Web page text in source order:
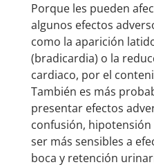
Porque les pueden
algunos efectos
como la aparición
(bradicardia) o la
cardiaco, por el
También es más
presentar efectos
confusión,
ser más sensibles a
boca y retención